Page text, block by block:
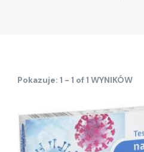
Pokazuje: 1 - 1 of 1 WYNIKÓW